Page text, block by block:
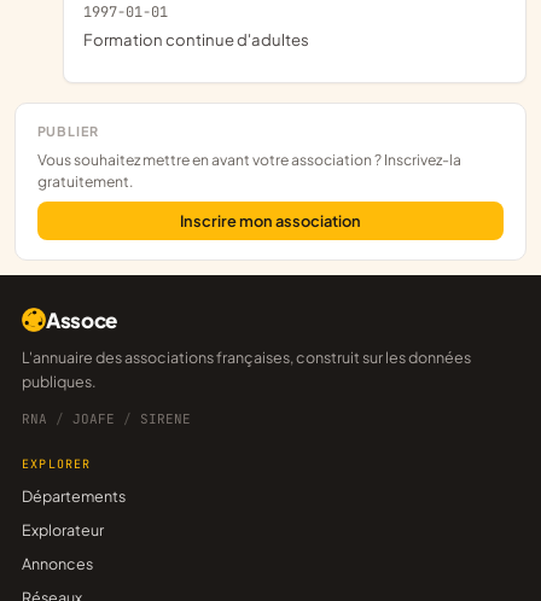
PUBLIER
Vous souhaitez mettre en avant votre association ? Inscrivez-la
gratuitement.
Inscrire mon association
1997-01-01
Formation continue d'adultes
Assoce
L'annuaire des associations françaises, construit sur les données
publiques.
RNA / JOAFE / SIRENE
EXPLORER
Départements
Explorateur
Annonces